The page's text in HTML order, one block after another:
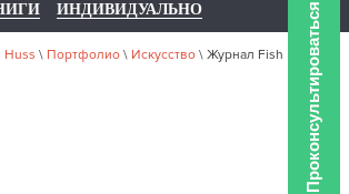
ИНДИВИДУАЛЬНО
Huss \ Портфолио \ Искусство \ Журнал Fish Проконсультироваться